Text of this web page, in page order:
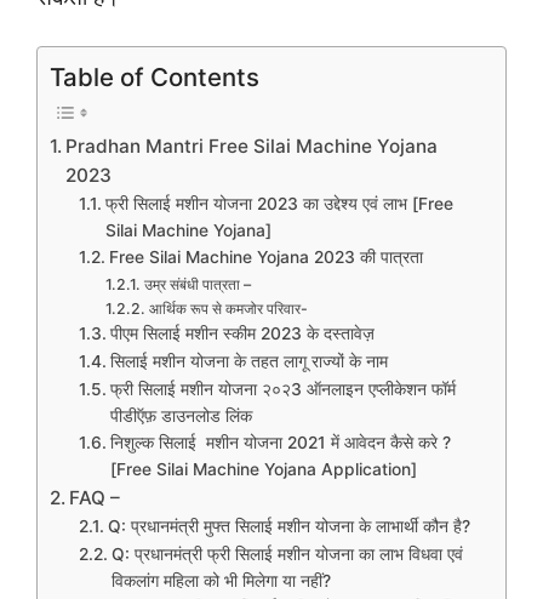
Table of Contents
Pradhan Mantri Free Silai Machine Yojana
2023
फ्री सिलाई मशीन योजना 2023 का उद्देश्य एवं लाभ [Free
Silai Machine Yojana]
Free Silai Machine Yojana 2023 की पात्रता
उम्र संबंधी पात्रता –
आर्थिक रूप से कमजोर परिवार-
पीएम सिलाई मशीन स्कीम 2023 के दस्तावेज़
सिलाई मशीन योजना के तहत लागू राज्यों के नाम
फ्री सिलाई मशीन योजना २०२3 ऑनलाइन एप्लीकेशन फॉर्म
पीडीऍफ़ डाउनलोड लिंक
निशुल्क सिलाई मशीन योजना 2021 में आवेदन कैसे करे ?
[Free Silai Machine Yojana Application]
FAQ –
Q: प्रधानमंत्री मुफ्त सिलाई मशीन योजना के लाभार्थी कौन है?
Q: प्रधानमंत्री फ्री सिलाई मशीन योजना का लाभ विधवा एवं
विकलांग महिला को भी मिलेगा या नहीं?